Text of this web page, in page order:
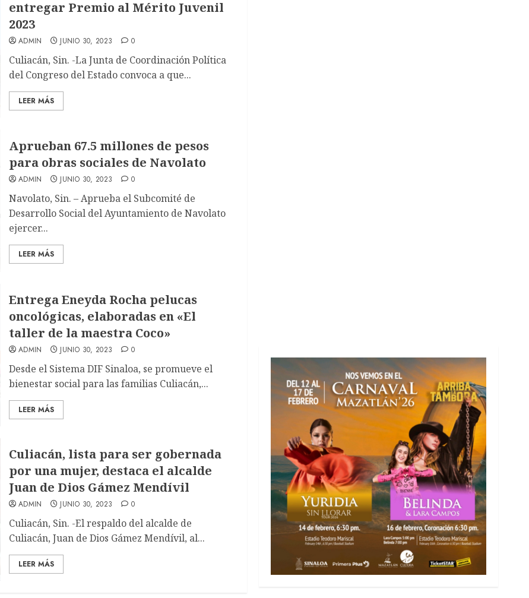
entregar Premio al Mérito Juvenil
2023
ADMIN JUNIO 30, 2023 0
Culiacán, Sin. -La Junta de Coordinación Política
del Congreso del Estado convoca a que...
LEER MÁS
Aprueban 67.5 millones de pesos
para obras sociales de Navolato
ADMIN JUNIO 30, 2023 0
Navolato, Sin. – Aprueba el Subcomité de
Desarrollo Social del Ayuntamiento de Navolato
ejercer...
LEER MÁS
Entrega Eneyda Rocha pelucas
oncológicas, elaboradas en «El
taller de la maestra Coco»
ADMIN JUNIO 30, 2023 0
Desde el Sistema DIF Sinaloa, se promueve el
bienestar social para las familias Culiacán,...
LEER MÁS
Culiacán, lista para ser gobernada
por una mujer, destaca el alcalde
Juan de Dios Gámez Mendívil
ADMIN JUNIO 30, 2023 0
Culiacán, Sin. -El respaldo del alcalde de
Culiacán, Juan de Dios Gámez Mendívil, al...
LEER MÁS